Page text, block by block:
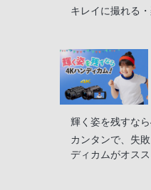
キレイに撮れる
輝く姿を残すな
カンタンで、失
ディカムがオスス